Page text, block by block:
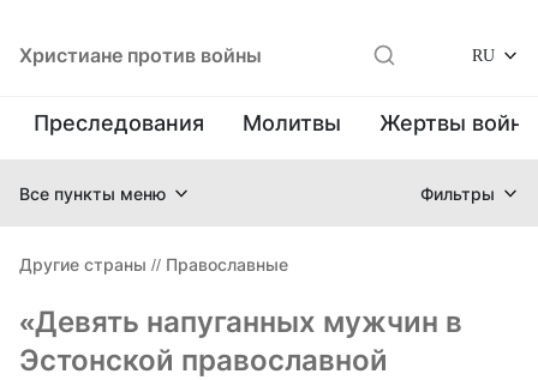
Христиане против войны RU
Преследования Молитвы Жертвы
Все пункты меню Фильтры
Другие страны // Православные
«Девять напуганных мужчин в
Эстонской православной